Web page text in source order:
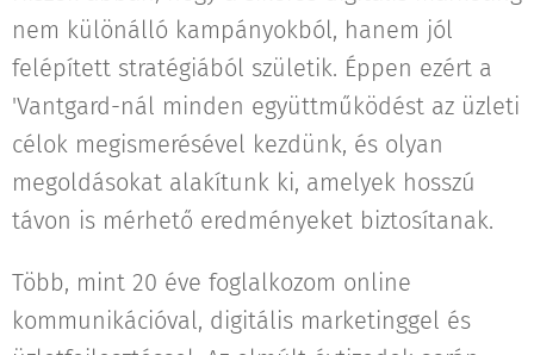
nem különálló kampányokból, hanem jól
felépített stratégiából születik. Éppen ezért a
'Vantgard-nál minden együttműködést az üzleti
célok megismerésével kezdünk, és olyan
megoldásokat alakítunk ki, amelyek hosszú
távon is mérhető eredményeket biztosítanak.
Több, mint 20 éve foglalkozom online
kommunikációval, digitális marketinggel és